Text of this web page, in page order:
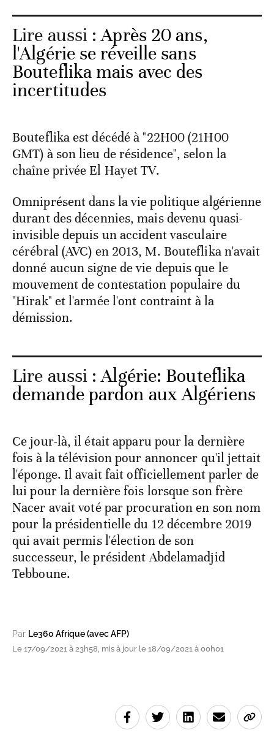
Lire aussi :Après 20 ans,
l'Algérie se réveille sans
Bouteflika mais avec des
incertitudes
Bouteflika est décédé à "22H00 (21H00
GMT) à son lieu de résidence", selon la
chaîne privée El Hayet TV.
Omniprésent dans la vie politique algérienne
durant des décennies, mais devenu quasi-
invisible depuis un accident vasculaire
cérébral (AVC) en 2013, M. Bouteflika n'avait
donné aucun signe de vie depuis que le
mouvement de contestation populaire du
"Hirak" et l'armée l'ont contraint à la
démission.
Lire aussi :Algérie: Bouteflika
demande pardon aux Algériens
Ce jour-là, il était apparu pour la dernière
fois à la télévision pour annoncer qu'il jettait
l'éponge. Il avait fait officiellement parler de
lui pour la dernière fois lorsque son frère
Nacer avait voté par procuration en son nom
pour la présidentielle du 12 décembre 2019
qui avait permis l'élection de son
successeur, le président Abdelamadjid
Tebboune.
Par Le360 Afrique (avec AFP)
Le 17/09/2021 à 23h58, mis à jour le 18/09/2021 à 00h01